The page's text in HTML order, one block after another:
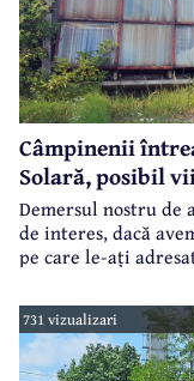
Câmpinenii
Solară, posibil
Demersul nostru de
de interes, dacă
pe care le-ați
731 vizualizari